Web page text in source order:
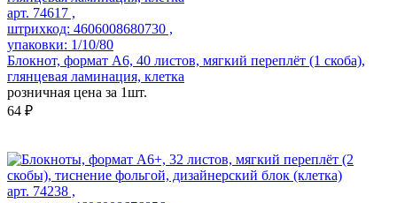
арт. 74617 ,
штрихкод: 4606008680730 ,
упаковки: 1/10/80
Блокнот, формат А6, 40 листов, мягкий переплёт (1 скоба),
глянцевая ламинация, клетка
розничная цена за 1шт.
64 ₽
арт. 74238 ,